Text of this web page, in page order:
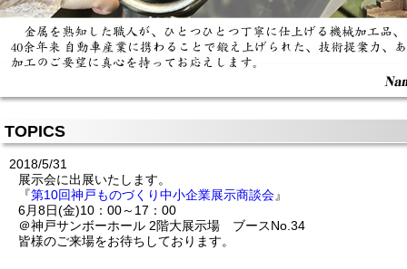
TOPICS
2018/5/31
展示会に出展いたします。
『第10回神戸ものづくり中小企業展示商談会』
6月8日(金)10：00～17：00
＠神戸サンボーホール 2階大展示場 ブースNo.34
皆様のご来場をお待ちしております。